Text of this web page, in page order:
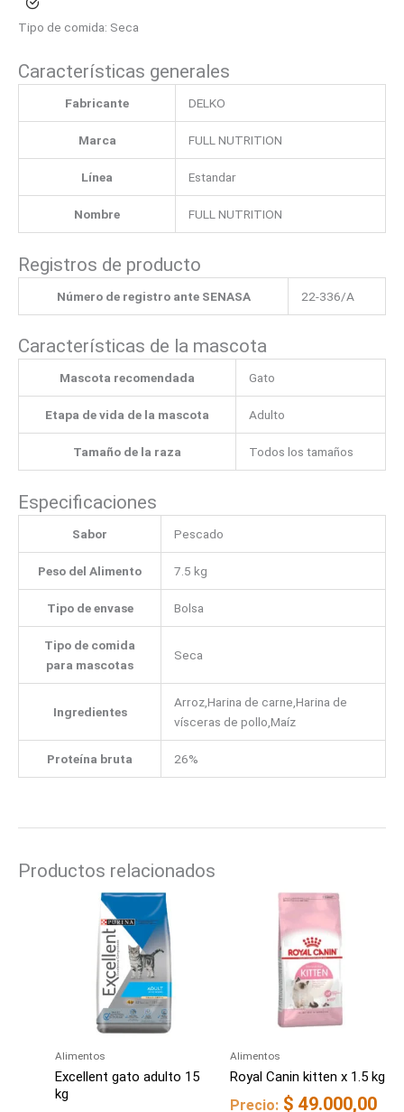
Tipo de comida: Seca
Características generales
Fabricante DELKO
Marca FULL NUTRITION
Línea Estandar
Nombre FULL NUTRITION
Registros de producto
Número de registro ante SENASA 22-336/A
Características de la mascota
Mascota recomendada Gato
Etapa de vida de la mascota Adulto
Tamaño de la raza Todos los tamaños
Especificaciones
Sabor Pescado
Peso del Alimento 7.5 kg
Tipo de envase Bolsa
Tipo de comida
para mascotas
Seca
Ingredientes
Arroz,Harina de carne,Harina de
vísceras de pollo,Maíz
Proteína bruta 26%
Productos relacionados
Alimentos
Excellent gato adulto 15
kg
Alimentos
Royal Canin kitten x 1.5 kg
Precio: $ 49.000,00